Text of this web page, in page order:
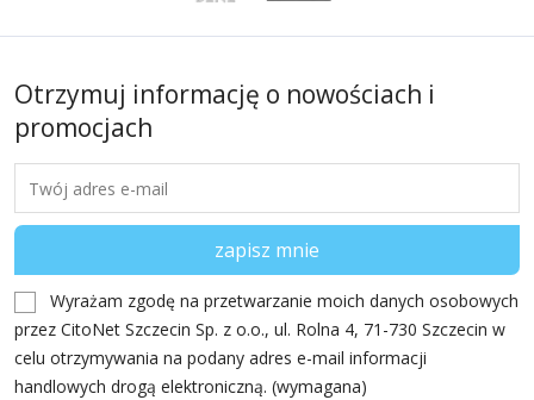
Otrzymuj informację o nowościach i
promocjach
Wyrażam zgodę na przetwarzanie moich danych osobowych
przez CitoNet Szczecin Sp. z o.o., ul. Rolna 4, 71-730 Szczecin w
celu otrzymywania na podany adres e-mail informacji
handlowych drogą elektroniczną. (wymagana)